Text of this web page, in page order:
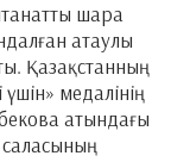
шара
атаулы
Қазақстанның
медалінің
атындағы